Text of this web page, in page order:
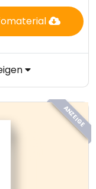
ANZEIGE